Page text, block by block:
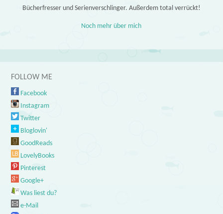
Bücherfresser und Serienverschlinger. Außerdem total verrückt!
Noch mehr über mich
FOLLOW ME
Facebook
Instagram
Twitter
Bloglovin'
GoodReads
LovelyBooks
Pinterest
Google+
Was liest du?
e-Mail